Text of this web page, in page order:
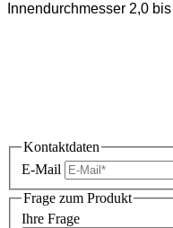
Innendurchmesser 2,0
Kontaktdaten
E-Mail
Frage zum Produkt
Ihre Frage